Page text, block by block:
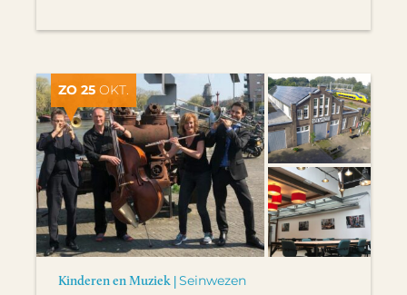
ZO 25 OKT.
Kinderen en Muziek |Seinwezen